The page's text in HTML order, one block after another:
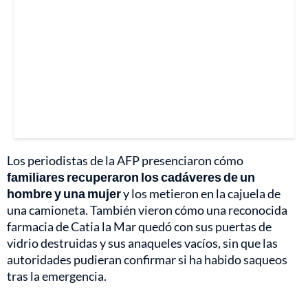
Los periodistas de la AFP presenciaron cómo
familiares recuperaron los cadáveres de un
hombre y una mujery los metieron en la cajuela de
una camioneta. También vieron cómo una reconocida
farmacia de Catia la Mar quedó con sus puertas de
vidrio destruidas y sus anaqueles vacíos, sin que las
autoridades pudieran confirmar si ha habido saqueos
tras la emergencia.